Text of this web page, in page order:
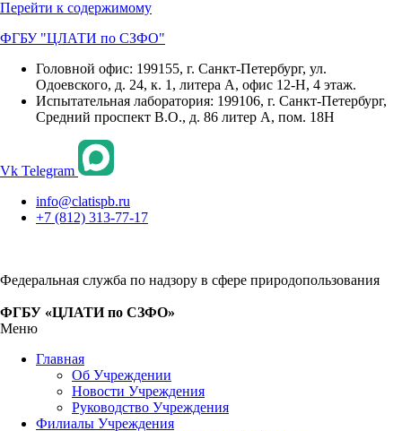
Перейти к содержимому
ФГБУ "ЦЛАТИ по СЗФО"
Головной офис: 199155, г. Санкт-Петербург, ул.
Одоевского, д. 24, к. 1, литера А, офис 12-Н, 4 этаж.
Испытательная лаборатория: 199106, г. Санкт-Петербург,
Средний проспект В.О., д. 86 литер А, пом. 18Н
Vk Telegram
info@clatispb.ru
+7 (812) 313-77-17
Федеральная служба по надзору в сфере природопользования
ФГБУ «ЦЛАТИ по СЗФО»
Меню
Главная
Об Учреждении
Новости Учреждения
Руководство Учреждения
Филиалы Учреждения